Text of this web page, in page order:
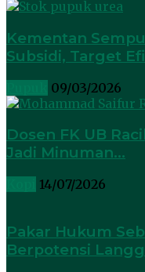
Kementan
Subsidi, Target
09/03/2026
Dosen FK UB
Jadi Minuman...
14/07/2026
Pakar Hukum
Berpotensi